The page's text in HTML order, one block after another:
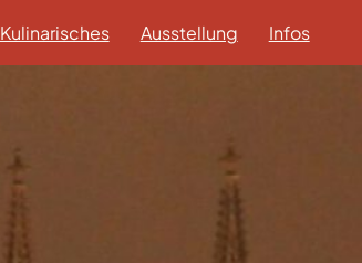
Kulinarisches Ausstellung Infos